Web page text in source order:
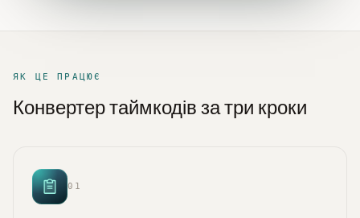
ЯК ЦЕ ПРАЦЮЄ
Конвертер таймкодів за три кроки
01